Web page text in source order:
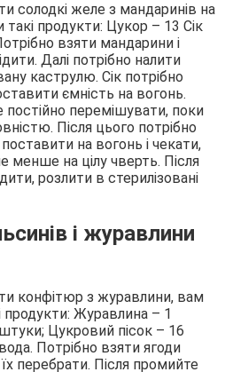
солодкі желе з мандаринів на
продукти: Цукор – 13 Сік
взяти мандарини і
Далі потрібно налити
каструлю. Сік потрібно
ємність на вогонь.
постійно перемішувати, поки
Після цього потрібно
на вогонь і чекати,
менше на цілу чверть. Після
розлити в стерилізовані
і журавлини
конфітюр з журавлини, вам
продукти: Журавлина – 1
Цукровий пісок – 16
Потрібно взяти ягоди
перебрати. Після промийте